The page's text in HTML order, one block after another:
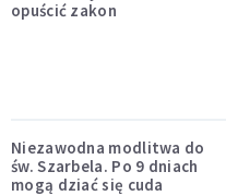
opuścić zakon
Niezawodna modlitwa do
św. Szarbela. Po 9 dniach
mogą dziać się cuda